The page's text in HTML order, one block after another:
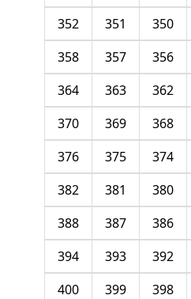
350
351
352
356
357
358
362
363
364
368
369
370
374
375
376
380
381
382
386
387
388
392
393
394
398
399
400